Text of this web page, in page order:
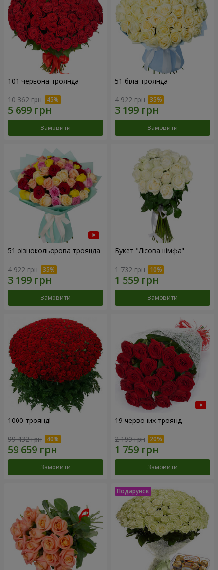
101 червона троянда
10 362 грн
Замовити
51 біла троянда
4 922 грн
Замовити
51 різнокольорова троянда
4 922 грн
Замовити
Букет "Лісова німфа"
1 732 грн
Замовити
1000 троянд!
99 432 грн
Замовити
19 червоних троянд
2 199 грн
Замовити